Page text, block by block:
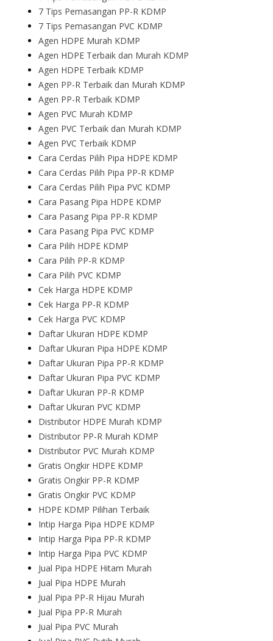
7 Tips Pemasangan PP-R KDMP
7 Tips Pemasangan PVC KDMP
Agen HDPE Murah KDMP
Agen HDPE Terbaik dan Murah KDMP
Agen HDPE Terbaik KDMP
Agen PP-R Terbaik dan Murah KDMP
Agen PP-R Terbaik KDMP
Agen PVC Murah KDMP
Agen PVC Terbaik dan Murah KDMP
Agen PVC Terbaik KDMP
Cara Cerdas Pilih Pipa HDPE KDMP
Cara Cerdas Pilih Pipa PP-R KDMP
Cara Cerdas Pilih Pipa PVC KDMP
Cara Pasang Pipa HDPE KDMP
Cara Pasang Pipa PP-R KDMP
Cara Pasang Pipa PVC KDMP
Cara Pilih HDPE KDMP
Cara Pilih PP-R KDMP
Cara Pilih PVC KDMP
Cek Harga HDPE KDMP
Cek Harga PP-R KDMP
Cek Harga PVC KDMP
Daftar Ukuran HDPE KDMP
Daftar Ukuran Pipa HDPE KDMP
Daftar Ukuran Pipa PP-R KDMP
Daftar Ukuran Pipa PVC KDMP
Daftar Ukuran PP-R KDMP
Daftar Ukuran PVC KDMP
Distributor HDPE Murah KDMP
Distributor PP-R Murah KDMP
Distributor PVC Murah KDMP
Gratis Ongkir HDPE KDMP
Gratis Ongkir PP-R KDMP
Gratis Ongkir PVC KDMP
HDPE KDMP Pilihan Terbaik
Intip Harga Pipa HDPE KDMP
Intip Harga Pipa PP-R KDMP
Intip Harga Pipa PVC KDMP
Jual Pipa HDPE Hitam Murah
Jual Pipa HDPE Murah
Jual Pipa PP-R Hijau Murah
Jual Pipa PP-R Murah
Jual Pipa PVC Murah